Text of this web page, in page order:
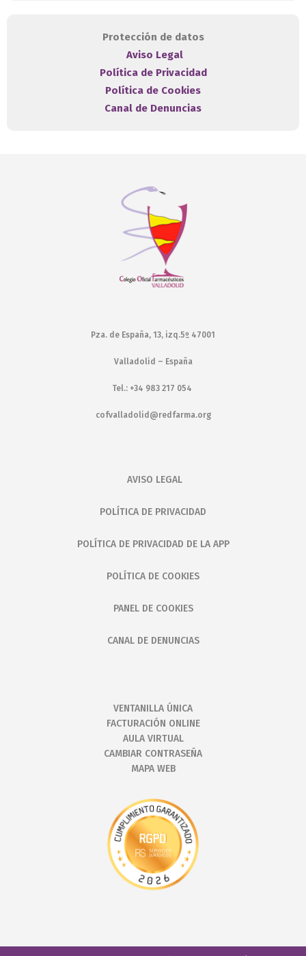
Protección de datos
Aviso Legal
Política de Privacidad
Política de Cookies
Canal de Denuncias
Pza. de España, 13, izq.5º 47001
Valladolid – España
Tel.: +34 983 217 054
cofvalladolid@redfarma.org
AVISO LEGAL
POLÍTICA DE PRIVACIDAD
POLÍTICA DE PRIVACIDAD DE LA APP
POLÍTICA DE COOKIES
PANEL DE COOKIES
CANAL DE DENUNCIAS
VENTANILLA ÚNICA
FACTURACIÓN ONLINE
AULA VIRTUAL
CAMBIAR CONTRASEÑA
MAPA WEB